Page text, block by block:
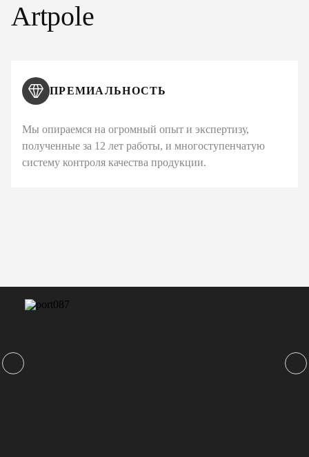
Artpole
ПРЕМИАЛЬНОСТЬ
Мы опираемся на огромный опыт и экспертизу,
полученные за 12 лет работы, и многоступенчатую
систему контроля качества продукции.